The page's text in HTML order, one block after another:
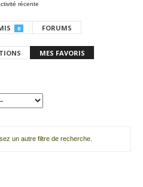
récente
0 FORUMS
MES FAVORIS
un autre filtre de recherche.